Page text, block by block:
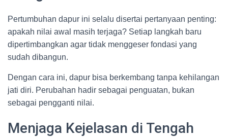
Pertumbuhan dapur ini selalu disertai pertanyaan penting:
apakah nilai awal masih terjaga? Setiap langkah baru
dipertimbangkan agar tidak menggeser fondasi yang
sudah dibangun.
Dengan cara ini, dapur bisa berkembang tanpa kehilangan
jati diri. Perubahan hadir sebagai penguatan, bukan
sebagai pengganti nilai.
Menjaga Kejelasan di Tengah